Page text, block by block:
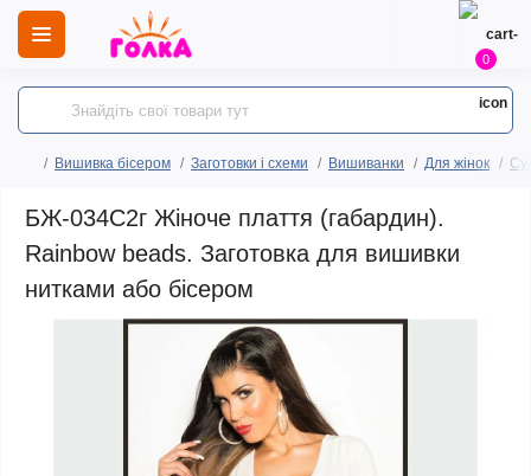
0
Вишивка бісером Заготовки і схеми Вишиванки Для жінок
БЖ-034С2г Жіноче плаття (габардин).
Rainbow beads. Заготовка для вишивки
нитками або бісером